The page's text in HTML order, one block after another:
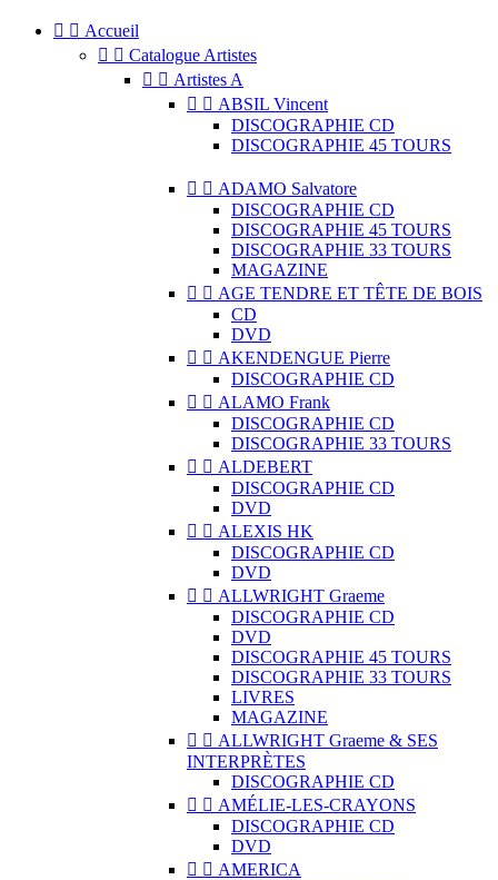
  Accueil
  Catalogue Artistes
  Artistes A
  ABSIL Vincent
DISCOGRAPHIE CD
DISCOGRAPHIE 45 TOURS
  ADAMO Salvatore
DISCOGRAPHIE CD
DISCOGRAPHIE 45 TOURS
DISCOGRAPHIE 33 TOURS
MAGAZINE
  AGE TENDRE ET TÊTE DE BOIS
CD
DVD
  AKENDENGUE Pierre
DISCOGRAPHIE CD
  ALAMO Frank
DISCOGRAPHIE CD
DISCOGRAPHIE 33 TOURS
  ALDEBERT
DISCOGRAPHIE CD
DVD
  ALEXIS HK
DISCOGRAPHIE CD
DVD
  ALLWRIGHT Graeme
DISCOGRAPHIE CD
DVD
DISCOGRAPHIE 45 TOURS
DISCOGRAPHIE 33 TOURS
LIVRES
MAGAZINE
  ALLWRIGHT Graeme & SES
INTERPRÈTES
DISCOGRAPHIE CD
  AMÉLIE-LES-CRAYONS
DISCOGRAPHIE CD
DVD
  AMERICA